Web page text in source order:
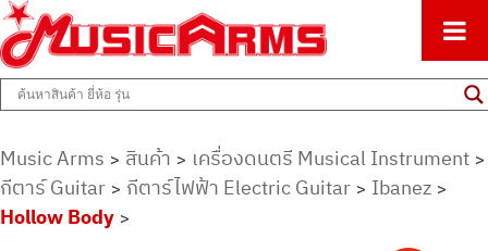
Music Arms
ศูนย์รวมครื่องดนตรีทุกชนิด ตั้งแต่เริ่มต้นถึงมืออาชีพ
Music Arms > สินค้า > เครื่องดนตรี Musical Instrument >
กีตาร์ Guitar > กีตาร์ไฟฟ้า Electric Guitar > Ibanez >
Hollow Body >